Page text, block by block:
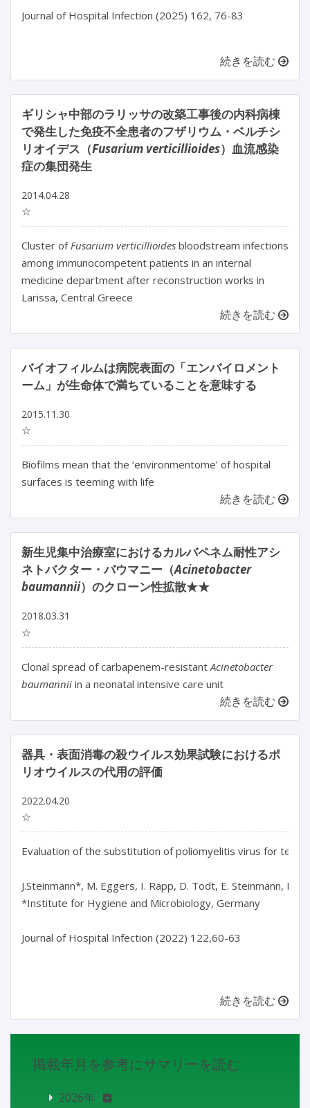
Journal of Hospital Infection (2025) 162, 76-83
続きを読む
ギリシャ中部のラリッサの改築工事後の内科病棟
で発生した免疫不全患者のフザリウム・ベルチシ
リオイデス（Fusarium verticillioides）血流感染
症の集団発生
2014.04.28
☆
Cluster ofFusarium verticillioides bloodstream infections
among immunocompetent patients in an internal
medicine department after reconstruction works in
Larissa, Central Greece
続きを読む
バイオフィルムは病院表面の「エンバイロメント
ーム」が生命体で満ちていることを意味する
2015.11.30
☆
Biofilms mean that the ‘environmentome’ of hospital
surfaces is teeming with life
続きを読む
新生児集中治療室におけるカルバペネム耐性アシ
ネトバクター・バウマニー（Acinetobacter
baumannii）のクローン性拡散★★
2018.03.31
☆
Clonal spread of carbapenem-resistant Acinetobacter
baumannii in a neonatal intensive care unit
続きを読む
器具・表面消毒の殺ウイルス効果試験におけるポ
リオウイルスの代用の評価
2022.04.20
☆
Evaluation of the substitution of poliomyelitis virus for
J.Steinmann*, M. Eggers, I. Rapp, D. Todt, E. Steinmann,
*Institute for Hygiene and Microbiology, Germany
Journal of Hospital Infection (2022) 122,60-63
続きを読む
掲載年月を参考にサマリーを読む
2026年